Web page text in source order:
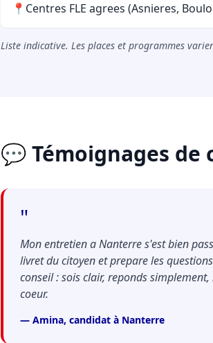
📍 Centres FLE agrees (Asnieres,
Liste indicative. Les places et programmes
💬 Témoignages
"
Mon entretien a Nanterre s'est bien
livret du citoyen et prepare les
conseil : sois clair, reponds
coeur.
— Amina, candidat à Nanterre